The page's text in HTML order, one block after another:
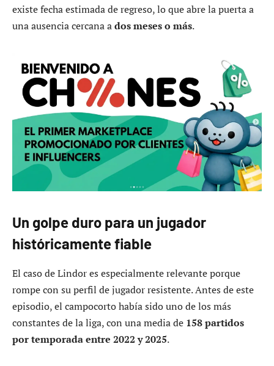
existe fecha estimada de regreso, lo que abre la puerta a
una ausencia cercana ados meses o más.
Un golpe duro para un jugador
históricamente fiable
El caso de Lindor es especialmente relevante porque
rompe con su perfil de jugador resistente. Antes de este
episodio, el campocorto había sido uno de los más
constantes de la liga, con una media de 158 partidos
por temporada entre 2022 y 2025.